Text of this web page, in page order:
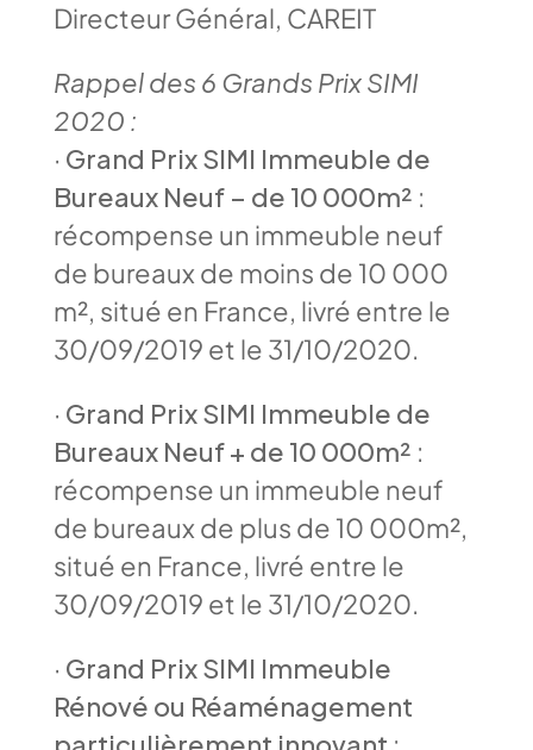
Directeur Général, CAREIT
Rappel des 6 Grands Prix SIMI
2020 :
· Grand Prix SIMI Immeuble de
Bureaux Neuf – de 10 000m² :
récompense un immeuble neuf
de bureaux de moins de 10 000
m², situé en France, livré entre le
30/09/2019 et le 31/10/2020.
· Grand Prix SIMI Immeuble de
Bureaux Neuf + de 10 000m² :
récompense un immeuble neuf
de bureaux de plus de 10 000m²,
situé en France, livré entre le
30/09/2019 et le 31/10/2020.
· Grand Prix SIMI Immeuble
Rénové ou Réaménagement